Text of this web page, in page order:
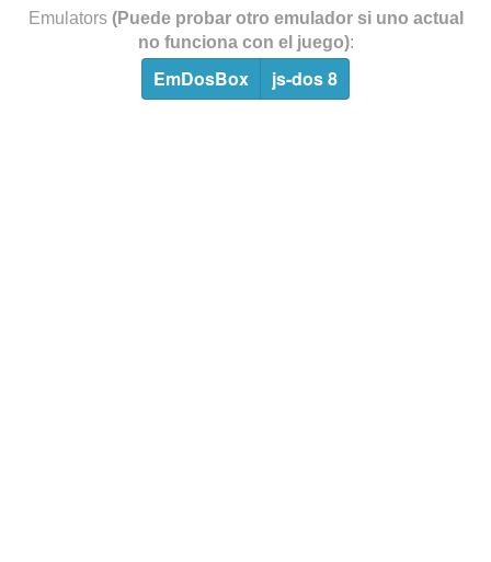
Emulators (Puede probar otro emulador si uno actual
no funciona con el juego):
EmDosBox js-dos 8